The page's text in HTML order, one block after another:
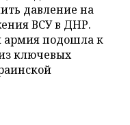
давление на
ВСУ в ДНР.
армия подошла к
ключевых